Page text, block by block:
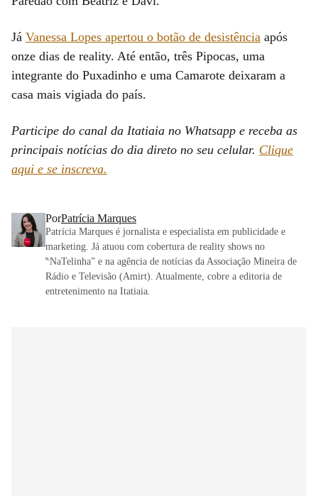
Já Vanessa Lopes apertou o botão de desistência após
onze dias de reality. Até então, três Pipocas, uma
integrante do Puxadinho e uma Camarote deixaram a
casa mais vigiada do país.
Participe do canal da Itatiaia no Whatsapp e receba as
principais notícias do dia direto no seu celular. Clique
aqui e se inscreva.
PorPatrícia Marques
Patrícia Marques é jornalista e especialista em publicidade e
marketing. Já atuou com cobertura de reality shows no
‶NaTelinha” e na agência de notícias da Associação Mineira de
Rádio e Televisão (Amirt). Atualmente, cobre a editoria de
entretenimento na Itatiaia.